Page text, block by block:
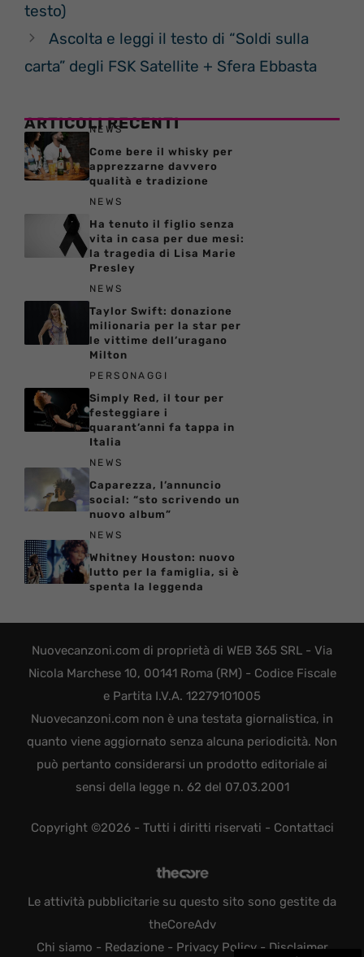
testo)
Ascolta e leggi il testo di “Soldi sulla
carta” degli FSK Satellite + Sfera Ebbasta
ARTICOLI RECENTI
NEWS
Come bere il whisky per
apprezzarne davvero
qualità e tradizione
NEWS
Ha tenuto il figlio senza
vita in casa per due mesi:
la tragedia di Lisa Marie
Presley
NEWS
Taylor Swift: donazione
milionaria per la star per
le vittime dell’uragano
Milton
PERSONAGGI
Simply Red, il tour per
festeggiare i
quarant’anni fa tappa in
Italia
NEWS
Caparezza, l’annuncio
social: “sto scrivendo un
nuovo album”
NEWS
Whitney Houston: nuovo
lutto per la famiglia, si è
spenta la leggenda
Nuovecanzoni.com di proprietà di WEB 365 SRL - Via
Nicola Marchese 10, 00141 Roma (RM) - Codice Fiscale
e Partita I.V.A. 12279101005
Nuovecanzoni.com non è una testata giornalistica, in
quanto viene aggiornato senza alcuna periodicità. Non
può pertanto considerarsi un prodotto editoriale ai
sensi della legge n. 62 del 07.03.2001
Copyright ©2026 - Tutti i diritti riservati - Contattaci
Le attività pubblicitarie su questo sito sono gestite da
theCoreAdv
Chi siamo - Redazione- Privacy Policy- Disclaimer